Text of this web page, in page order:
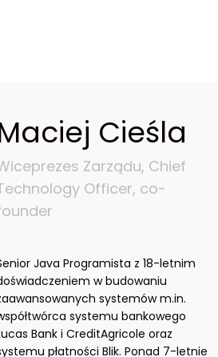
Cieśla
Zarządu, Chief
Officer, co-
Java Programista z 18-letnim
w budowaniu
systemów m.in.
systemu bankowego
Bank i CreditAgricole oraz
płatności Blik. Ponad 7-letnie